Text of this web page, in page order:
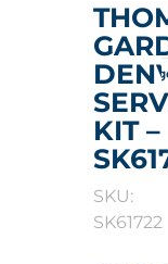
KIT –
SKU:
SK61722
Omschrijving